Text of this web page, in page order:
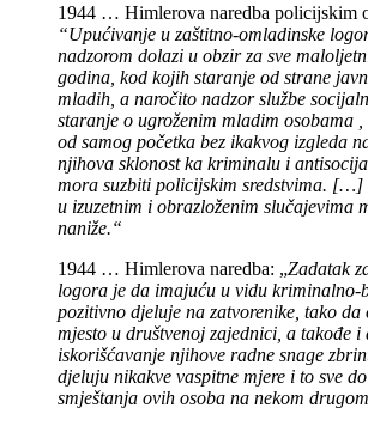
1944 … Himlerova naredba policijskim
“Upućivanje u zaštitno-omladinske
nadzorom dolazi u obzir za sve
godina, kod kojih staranje od strane
mladih, a naročito nadzor službe
staranje o ugroženim mladim osobama
od samog početka bez ikakvog izgleda
njihova sklonost ka kriminalu i
mora suzbiti policijskim sredstvima. […]
u izuzetnim i obrazloženim slučajevima
naniže.“
1944 … Himlerova naredba: „Zadatak
logora je da imajuću u vidu kriminalno-
pozitivno djeluje na zatvorenike, tako da
mjesto u društvenoj zajednici, a takođe i
iskorišćavanje njihove radne snage
djeluju nikakve vaspitne mjere i to sve
smještanja ovih osoba na nekom